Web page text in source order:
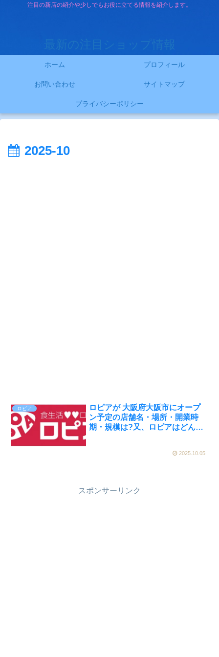
注目の新店の紹介や少しでもお役に立てる情報を紹介します。
最新の注目ショップ情報
ホーム プロフィール
お問い合わせ サイトマップ
プライバシーポリシー
2025-10
ロピア
ロピアが 大阪府大阪市にオープ
ン予定の店舗名・場所・開業時
期・規模は?又、ロピアはどんな
2025.10.05
スポンサーリンク